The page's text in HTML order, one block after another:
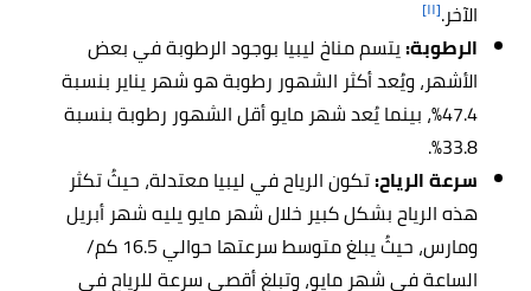
الآخر.[١١]
الرطوبة:يتسممناخليبيا بوجود الرطوبة في بعض
الأشهر، ويُعد أكثر الشهور رطوبة هو شهر يناير بنسبة
47.4%، بينما يُعد شهر مايو أقل الشهور رطوبة بنسبة
33.8%.
سرعة الرياح:تكون الرياح في ليبيا معتدلة، حيثُ تكثر
هذه الرياح بشكل كبير خلال شهر مايو يليه شهر أبريل
ومارس، حيثُ يبلغ متوسط ​​سرعتها حوالي 16.5 كم/
الساعة في شهر مايو، وتبلغ أقصى سرعة للرياح في